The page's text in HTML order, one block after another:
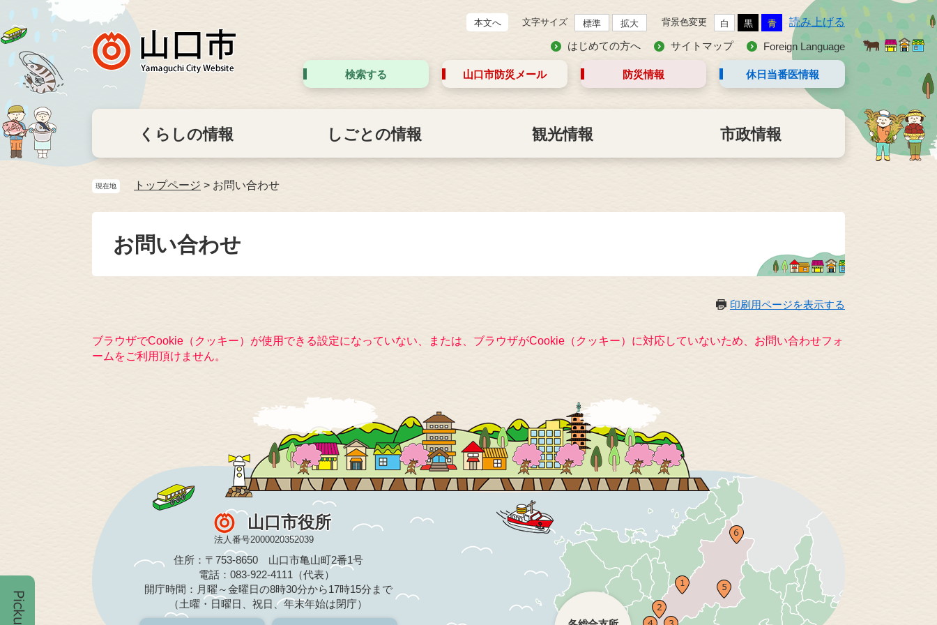
本文へ 文字サイズ 標準 拡大 背景色変更 白 黒 青 読み上げる
はじめての方へ サイトマップ Foreign Language
検索する 山口市防災 メール 防災情報 休日当番医情報
くらしの情報 しごとの情報 観光情報 市政情報
現在地 トップページ > お問い合わせ
お問い合わせ
印刷用ページを表示する
ブラウザでCookie（クッキー）が使用できる設定になっていない、または、ブラウザがCookie（クッキー）に対応していないため、お問い合わせフォ
ームをご利用頂けません。
山口市役所
法人番号2000020352039
住所：〒753-8650 山口市亀山町2番1号
電話：083-922-4111（代表）
開庁時間：月曜～金曜日の8時30分から17時15分まで
（土曜・日曜日、祝日、年末年始は閉庁）